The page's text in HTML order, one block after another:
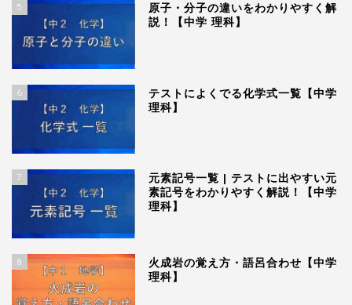
5
原子・分子の違いをわかりやすく解
説！【中学 理科】
6
テストによくでる化学式一覧【中学
理科】
7
元素記号一覧 | テストに出やすい元
素記号をわかりやすく解説！【中学
理科】
8
火成岩の覚え方・語呂合わせ【中学
理科】